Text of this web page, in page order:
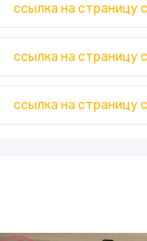
ссылка на страницу
ссылка на страницу
ссылка на страницу